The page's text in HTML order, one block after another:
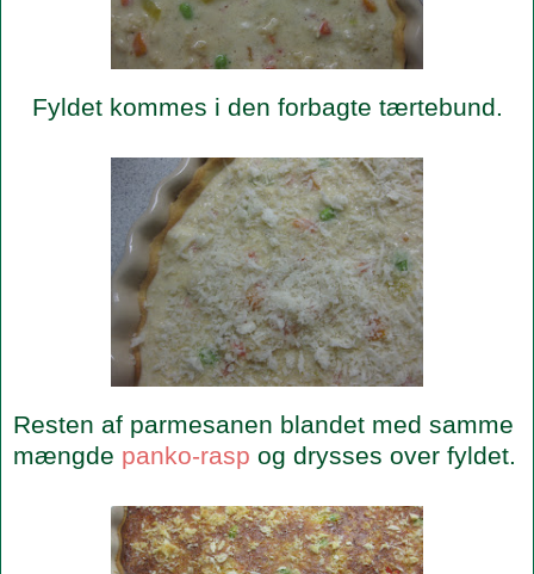
Fyldet kommes i den forbagte tærtebund.
Resten af parmesanen blandet med samme
mængde panko-rasp og drysses over fyldet.